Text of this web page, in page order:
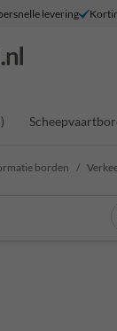
levering
borden